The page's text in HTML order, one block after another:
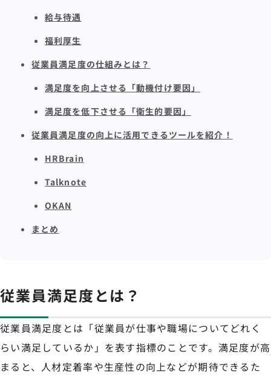
給与待遇
福利厚生
従業員満足度の仕組みとは？
満足度を向上させる「動機付け要因」
満足度を低下させる「衛生的要因」
従業員満足度の向上に活用できるツールを紹介！
HRBrain
Talknote
OKAN
まとめ
従業員満足度とは？
従業員満足度とは「従業員が仕事や職場についてどれく
らい満足しているか」を表す指標のことです。満足度が高
まると、人材定着率や生産性の向上などが期待できるた